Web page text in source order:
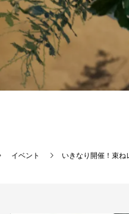
イベント いきなり開催！束ね